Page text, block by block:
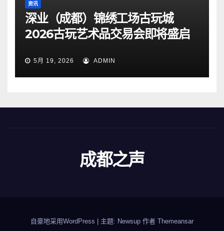
资讯
深业（成都）锦绣工场古玩城
2026古玩艺术品交易会即将盛启
5月 19, 2026 ADMIN
成都之声
自豪地采用WordPress 主题: Newsup 作者 Themeansar